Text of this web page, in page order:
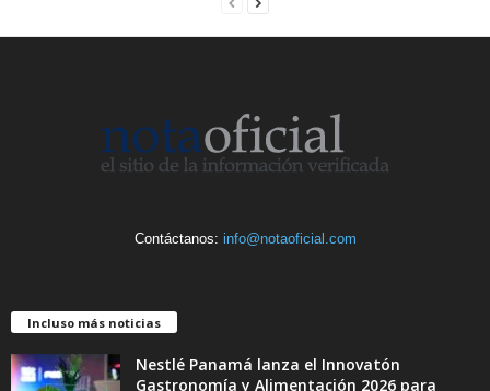
Contáctanos: info@notaoficial.com
Incluso más noticias
Nestlé Panamá lanza el Innovatón
Gastronomía y Alimentación 2026 para